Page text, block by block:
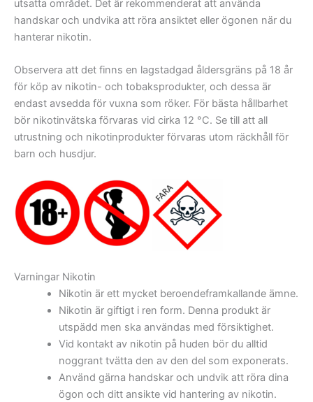
utsatta området. Det är rekommenderat att använda
handskar och undvika att röra ansiktet eller ögonen när du
hanterar nikotin.
Observera att det finns en lagstadgad åldersgräns på 18 år
för köp av nikotin- och tobaksprodukter, och dessa är
endast avsedda för vuxna som röker. För bästa hållbarhet
bör nikotinvätska förvaras vid cirka 12 °C. Se till att all
utrustning och nikotinprodukter förvaras utom räckhåll för
barn och husdjur.
Varningar Nikotin
Nikotin är ett mycket beroendeframkallande ämne.
Nikotin är giftigt i ren form. Denna produkt är
utspädd men ska användas med försiktighet.
Vid kontakt av nikotin på huden bör du alltid
noggrant tvätta den av den del som exponerats.
Använd gärna handskar och undvik att röra dina
ögon och ditt ansikte vid hantering av nikotin.